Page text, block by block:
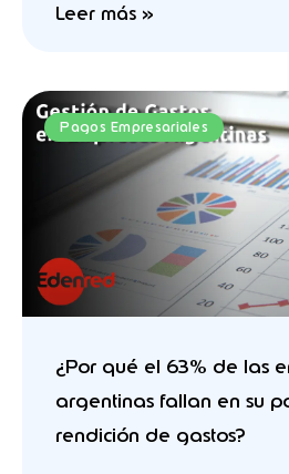
Leer más »
Pagos Empresariales
¿Por qué el 63% de las
argentinas fallan en su
rendición de gastos?